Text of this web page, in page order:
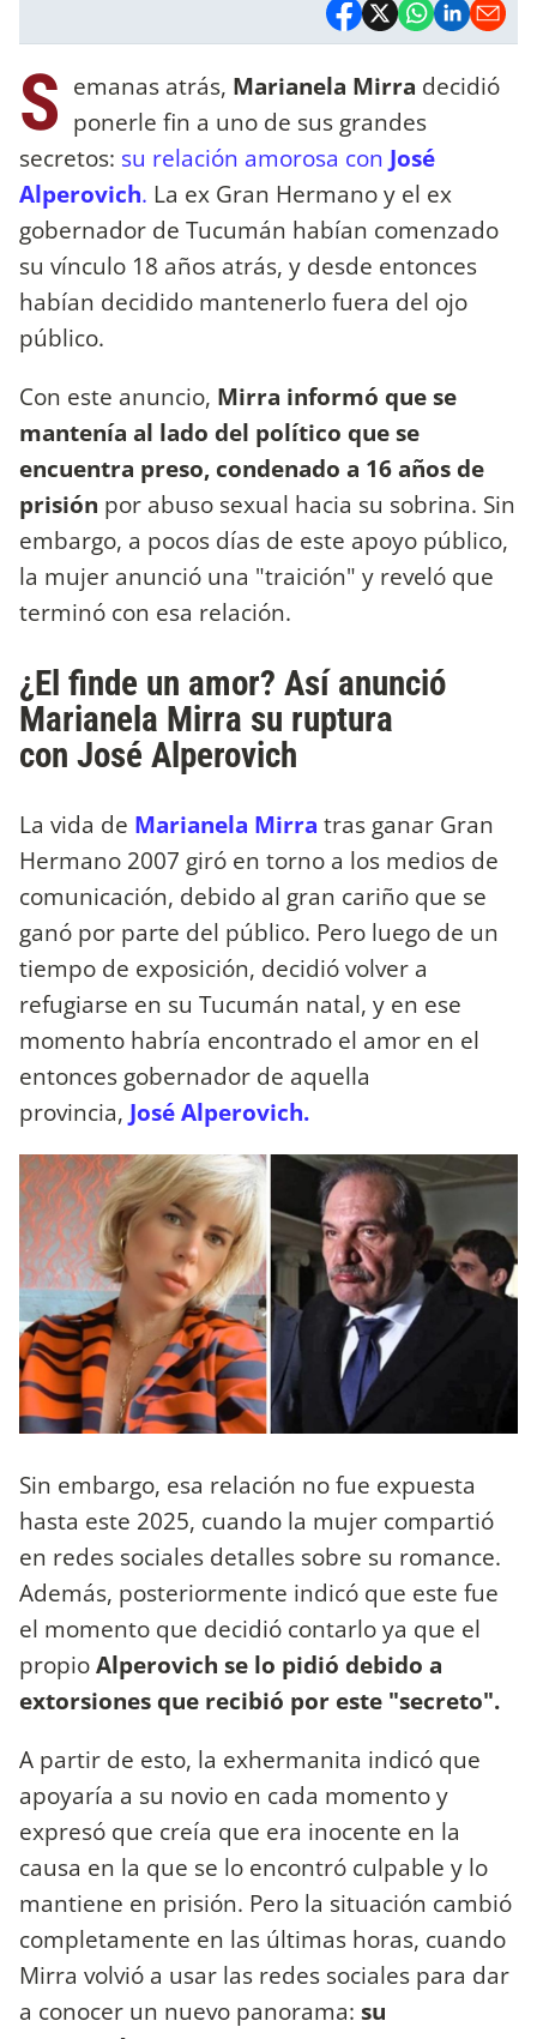
S emanas atrás, Marianela Mirra decidió
ponerle fin a uno de sus grandes
secretos: su relación amorosa con José
Alperovich. La ex Gran Hermano y el ex
gobernador de Tucumán habían comenzado
su vínculo 18 años atrás, y desde entonces
habían decidido mantenerlo fuera del ojo
público.
Con este anuncio, Mirra informó que se
mantenía al lado del político que se
encuentra preso, condenado a 16 años de
prisión por abuso sexual hacia su sobrina. Sin
embargo, a pocos días de este apoyo público,
la mujer anunció una "traición" y reveló que
terminó con esa relación.
¿El finde un amor? Así anunció
Marianela Mirra su ruptura
con José Alperovich
La vida de Marianela Mirra tras ganar Gran
Hermano 2007 giró en torno a los medios de
comunicación, debido al gran cariño que se
ganó por parte del público. Pero luego de un
tiempo de exposición, decidió volver a
refugiarse en su Tucumán natal, y en ese
momento habría encontrado el amor en el
entonces gobernador de aquella
provincia, José Alperovich.
Sin embargo, esa relación no fue expuesta
hasta este 2025, cuando la mujer compartió
en redes sociales detalles sobre su romance.
Además, posteriormente indicó que este fue
el momento que decidió contarlo ya que el
propioAlperovich se lo pidió debido a
extorsiones que recibió por este "secreto".
A partir de esto, la exhermanita indicó que
apoyaría a su novio en cada momento y
expresó que creía que era inocente en la
causa en la que se lo encontró culpable y lo
mantiene en prisión. Pero la situación cambió
completamente en las últimas horas, cuando
Mirra volvió a usar las redes sociales para dar
a conocer un nuevo panorama: su